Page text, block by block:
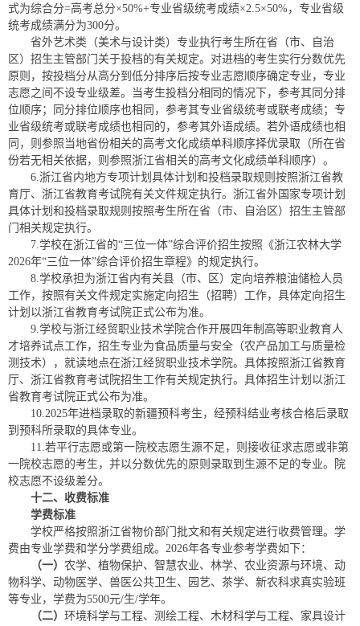
式为综合分=高考总分×50%+专业省级统考成绩×2.5×50%，专业省级
统考成绩满分为300分。
省外艺术类（美术与设计类）专业执行考生所在省（市、自治
区）招生主管部门关于投档的有关规定。对进档的考生实行分数优先
原则，按投档分从高分到低分排序后按专业志愿顺序确定专业，专业
志愿之间不设专业级差。当考生投档分相同的情况下，参考其同分排
位顺序；同分排位顺序也相同，参考其专业省级统考或联考成绩；专
业省级统考或联考成绩也相同的，参考其外语成绩。若外语成绩也相
同，则参照当地省份相关的高考文化成绩单科顺序择优录取（所在省
份若无相关依据，则参照浙江省相关的高考文化成绩单科顺序）。
6.浙江省内地方专项计划具体计划和投档录取规则按照浙江省教
育厅、浙江省教育考试院有关文件规定执行。浙江省外国家专项计划
具体计划和投档录取规则按照考生所在省（市、自治区）招生主管部
门相关规定执行。
7.学校在浙江省的“三位一体”综合评价招生按照《浙江农林大学
2026年“三位一体”综合评价招生章程》的规定执行。
8.学校承担为浙江省内有关县（市、区）定向培养粮油储检人员
工作，按照有关文件规定实施定向招生（招聘）工作，具体定向招生
计划以浙江省教育考试院正式公布为准。
9.学校与浙江经贸职业技术学院合作开展四年制高等职业教育人
才培养试点工作，招生专业为食品质量与安全（农产品加工与质量检
测技术），就读地点在浙江经贸职业技术学院。具体按照浙江省教育
厅、浙江省教育考试院招生工作有关规定执行。具体招生计划以浙江
省教育考试院正式公布为准。
10.2025年进档录取的新疆预科考生，经预科结业考核合格后录取
到预科所录取的具体专业。
11.若平行志愿或第一院校志愿生源不足，则接收征求志愿或非第
一院校志愿的考生，并以分数优先的原则录取到生源不足的专业。院
校志愿不设级差分。
十二、收费标准
学费标准
学校严格按照浙江省物价部门批文和有关规定进行收费管理。学
费由专业学费和学分学费组成。2026年各专业参考学费如下：
（一） 农学、植物保护、智慧农业、林学、农业资源与环境、动
物科学、动物医学、兽医公共卫生、园艺、茶学、新农科求真实验班
等专业，学费为5500元/生/学年。
（二） 环境科学与工程、测绘工程、木材科学与工程、家具设计